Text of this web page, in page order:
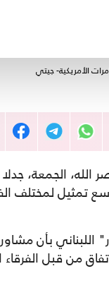
الأمريكية- جيتي
الله، الجمعة،
لمختلف
اللبناني بأن
من قبل